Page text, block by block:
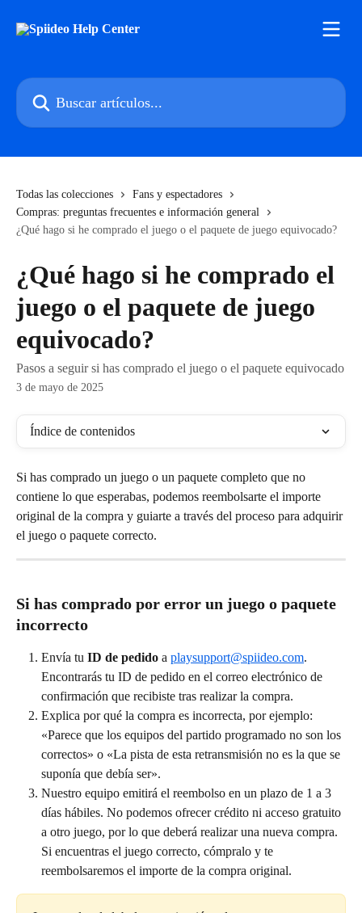
Buscar artículos...
Todas las colecciones
Fans y espectadores
Compras: preguntas frecuentes e información general
¿Qué hago si he comprado el juego o el paquete de juego equivocado?
¿Qué hago si he comprado el
juego o el paquete de juego
equivocado?
Pasos a seguir si has comprado el juego o el paquete equivocado
3 de mayo de 2025
Índice de contenidos
Si has comprado un juego o un paquete completo que no
contiene lo que esperabas, podemos reembolsarte el importe
original de la compra y guiarte a través del proceso para adquirir
el juego o paquete correcto.
Si has comprado por error un juego o paquete
incorrecto
Envía tu ID de pedido a playsupport@spiideo.com.
Encontrarás tu ID de pedido en el correo electrónico de
confirmación que recibiste tras realizar la compra.
Explica por qué la compra es incorrecta, por ejemplo:
«Parece que los equipos del partido programado no son los
correctos» o «La pista de esta retransmisión no es la que se
suponía que debía ser».
Nuestro equipo emitirá el reembolso en un plazo de 1 a 3
días hábiles. No podemos ofrecer crédito ni acceso gratuito
a otro juego, por lo que deberá realizar una nueva compra.
Si encuentras el juego correcto, cómpralo y te
reembolsaremos el importe de la compra original.